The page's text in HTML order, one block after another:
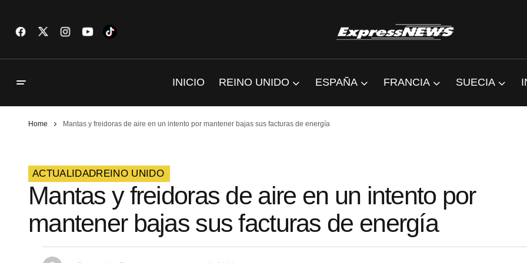
INICIO REINO UNIDO ESPAÑA FRANCIA SUECIA
Home Mantas y freidoras de aire en un intento por mantener bajas sus facturas de energía
ACTUALIDADREINO UNIDO
Mantas y freidoras de aire en un intento por
mantener bajas sus facturas de energía